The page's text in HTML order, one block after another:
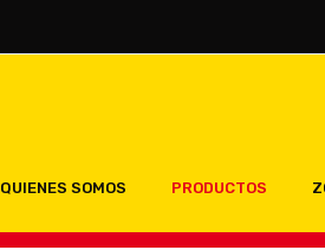
QUIENES SOMOS PRODUCTOS